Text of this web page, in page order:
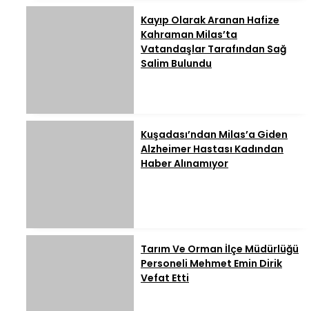
Kayıp Olarak Aranan Hafize
Kahraman Milas’ta
Vatandaşlar Tarafından Sağ
Salim Bulundu
Kuşadası’ndan Milas’a Giden
Alzheimer Hastası Kadından
Haber Alınamıyor
Tarım Ve Orman İlçe Müdürlüğü
Personeli Mehmet Emin Dirik
Vefat Etti